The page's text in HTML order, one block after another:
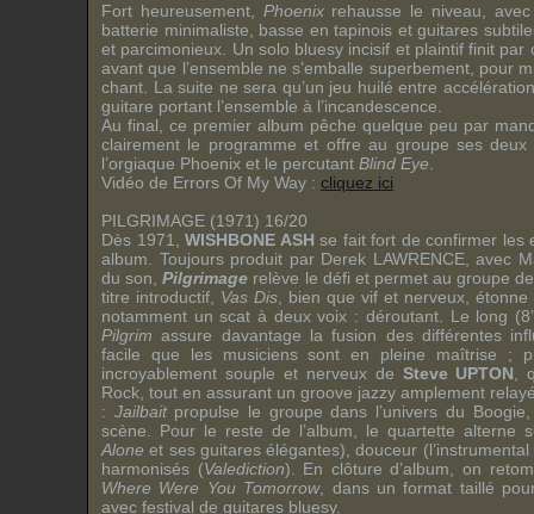
Fort heureusement, Phoenixrehausse le niveau,
batterie minimaliste, basse en tapinois et guitares
et parcimonieux. Un solo bluesy incisif et plaintif finit
avant que l’ensemble ne s’emballe superbement, pour
chant. La suite ne sera qu’un jeu huilé entre
guitare portant l’ensemble à l’incandescence.
Au final, ce premier album pêche quelque peu par
clairement le programme et offre au groupe ses deux
l’orgiaque Phoenix et le percutant Blind Eye
Vidéo de Errors Of My Way : cliquez ici
PILGRIMAGE (1971) 16/20
Dès 1971, WISHBONE ASH se fait fort de confirmer les
album. Toujours produit par Derek LAWRENCE, avec
du son,Pilgrimage relève le défi et permet au groupe
titre introductif, Vas Dis , bien que vif et nerveux,
notamment un scat à deux voix : déroutant. Le long
Pilgrim assure davantage la fusion des différentes
facile que les musiciens sont en pleine maîtrise ;
incroyablement souple et nerveux de Steve UPTON ,
Rock, tout en assurant un groove jazzy amplement
: Jailbaitpropulse le groupe dans l’univers du
scène. Pour le reste de l’album, le quartette alterne
Alone et ses guitares élégantes), douceur (l’instrumental
harmonisés (Valediction). En clôture d’album, on
Where Were You Tomorrow, dans un format taillé
avec festival de guitares bluesy.